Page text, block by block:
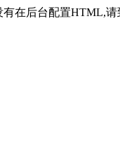
在后台配置HTML,